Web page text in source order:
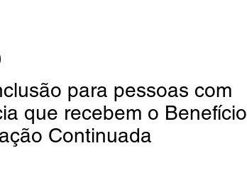
para pessoas com
que recebem o Benefício
Continuada